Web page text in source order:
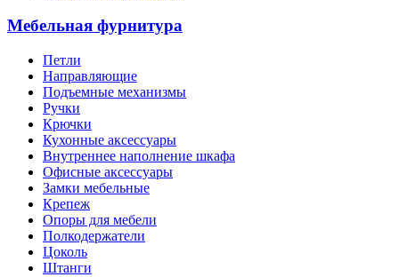
Мебельная фурнитура
Петли
Направляющие
Подъемные механизмы
Ручки
Крючки
Кухонные аксессуары
Внутреннее наполнение шкафа
Офисные аксессуары
Замки мебельные
Крепеж
Опоры для мебели
Полкодержатели
Цоколь
Штанги